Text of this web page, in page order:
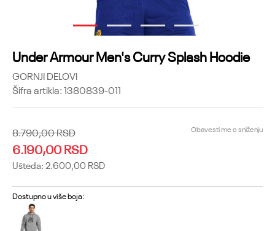
1 2 3 4
Under Armour Men's Curry Splash Hoodie
GORNJI DELOVI
Šifra artikla:1380839-011
8.790,00RSD
6.190,00RSD
Ušteda: 2.600,00 RSD
Obavesti me o sniženju
Dostupno u više boja: